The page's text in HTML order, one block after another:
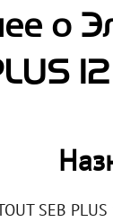
о
SEB